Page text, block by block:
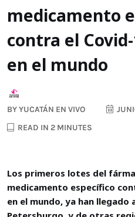
medicamento
contra el
en el mundo
BYYUCATÁN EN VIVO
READ IN 2 MINUTES
Los primeros lotes del
medicamento específico
en el mundo, ya han llegado